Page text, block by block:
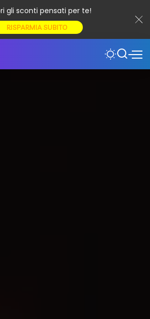
gli sconti pensati per te!
RISPARMIA SUBITO